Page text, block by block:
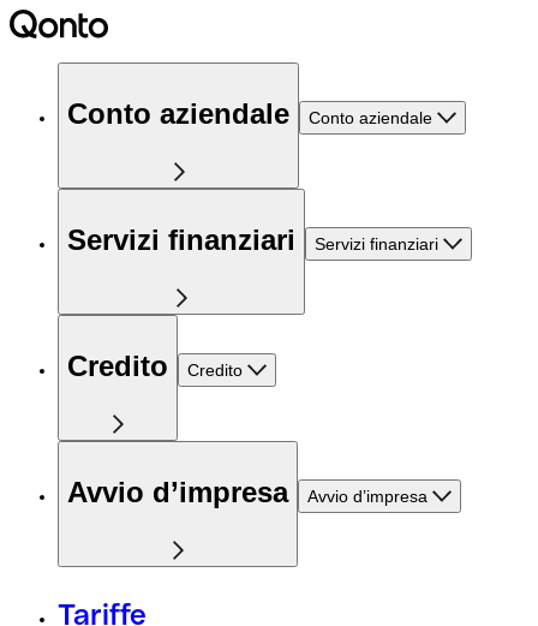
Conto aziendale Conto aziendale
Servizi finanziari Servizi finanziari
Credito Credito
Avvio d’impresa Avvio d’impresa
Tariffe